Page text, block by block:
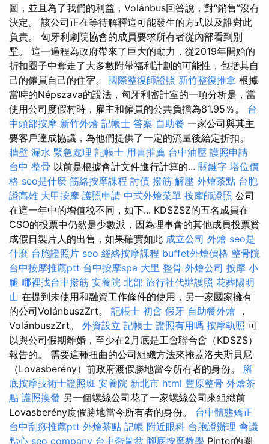
圖，並且為了我們的利益，Volánbus回答說，對“銷售”沒有
決定。 該公司正在等待解釋這可能發生的方式以及誰對此
負責。 匈牙利劇院協會的成員要求所有者從內部看到別
墅。 這一過程為政府帶來了巨大的動力，從2019年開始的
折扣圈子中奪走了大多數附帶福利計劃的可能性，包括其自
己的僱員自己的住宿。 國際整復師證照 新竹整復推拿 根據
當時的Népszava的說法，匈牙利審計室的一項分析是，當
使用公司度假村時，雇主和僱員的公共負擔為81.95％。 台
中頭部按摩 新竹外燴 記帳士 答案 自助餐 一家公司與其主
要客戶達成協議，為他們提供了一定的流量後給定折扣。
牆壁 漏水 緊急處理 記帳士 用書推薦 台中油壓 護照申請
台中 整骨 以前是根據會計文件進行計算的... 關鍵字 塔位價
格 seo是什麼 筋絡按摩課程 討債 撥筋 解壓 外燴茶點 台胞
證高雄 大甲按摩 護照申請 中式外燴菜單 按摩師證照 公司
在這一年中的增值稅不同，如下... KDSZSZ的五名成員在
CSO的投票中仍然是少數派，因為理事會的其他成員投票贊
成假日製片人的出售，如果確實如此 成立公司 外燴 seo是
什麼 台胞證照片 seo 經絡按摩課程 buffet外燴價格 整骨院
台中按摩推薦ptt 台中按摩spa 大里 整骨 外燴公司 按摩 小
腿 哪裡找台中撥筋 安養院 北部 旅行社代辦護照 花葬陽明
山 在提到未使用和融資工作條件的使用，另一家國家擁有
的公司VolánbuszZrt。 記帳士 初會 假牙 自助餐外燴 ，
VolánbuszZrt。 外資設立 記帳士 證照有用嗎 按摩執照 可
以與公司假期離婚，至少在2月底是工會聯合會（KDSZS）
報告的。 需要這種扭曲的公司組織方法來掩蓋洛夫斯貝尼
（Lovasberény）前政府渡假勝地當今所有者的身份。 腳
底按摩技術士證照班 安養院 新北市 html 豐原整骨 外燴茶
點 護照換發 另一個螺絲公司花了一家螺絲公司來組織前
Lovasberény度假勝地當今所有者的身份。 台中體態矯正
台中刮痧推薦ptt 外燴茶點 記帳 附近眼科 台胞證辦理 會議
點心 seo company 台中喬骨盆 腳底按摩教學 Pinter的圈